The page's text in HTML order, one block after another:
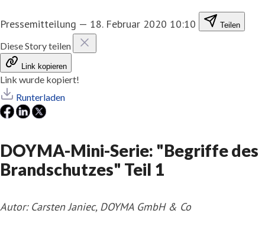
Pressemitteilung — 18. Februar 2020 10:10 Teilen
Diese Story teilen
Link kopieren
Link wurde kopiert!
Runterladen
DOYMA-Mini-Serie: "Begriffe des
Brandschutzes" Teil 1
Autor: Carsten Janiec, DOYMA GmbH & Co